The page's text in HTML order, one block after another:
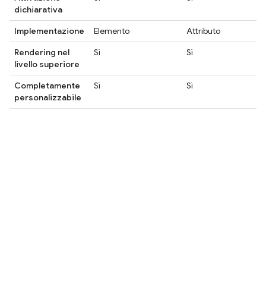
dichiarativa
Implementazione Elemento
Attributo
Rendering nel
livello superiore
Sì Sì
Completamente
personalizzabile
Sì Sì